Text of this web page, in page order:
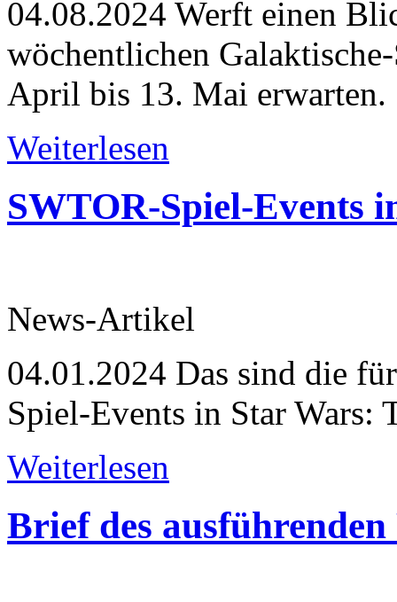
04.08.2024 Werft einen
wöchentlichen
April bis 13. Mai erwarten.
Weiterlesen
SWTOR-Spiel-Events
News-Artikel
04.01.2024 Das sind die
Spiel-Events in Star Wars:
Weiterlesen
Brief des